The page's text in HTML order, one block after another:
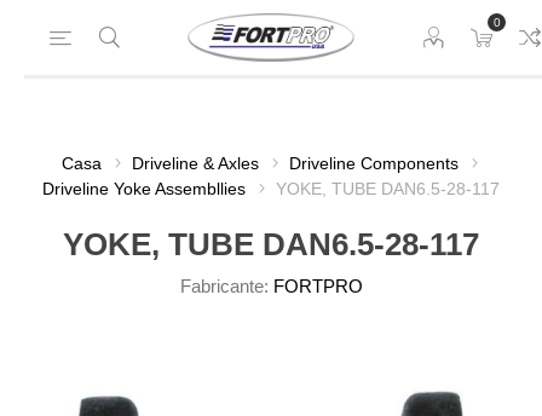
0
Casa Driveline & Axles
Driveline Components
Driveline Yoke Assembllies
YOKE, TUBE DAN6.5-28-117
YOKE, TUBE DAN6.5-28-117
Fabricante: FORTPRO